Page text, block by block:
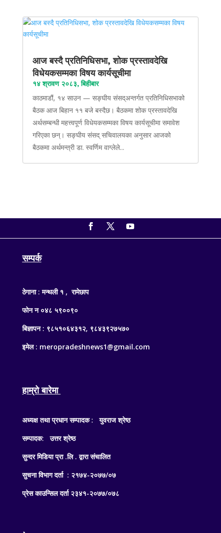
आज बस्दै प्रतिनिधिसभा, शोक प्रस्तावदेखि
विधेयकसम्मका विषय कार्यसूचीमा
१४ श्रावण २०८३, बिहीबार
काठमाडौं, १४ साउन — सङ्घीय संसद्अन्तर्गत प्रतिनिधिसभाको
बैठक आज बिहान ११ बजे बस्दैछ। बैठकमा शोक प्रस्तावदेखि
अर्थसम्बन्धी महत्त्वपूर्ण विधेयकसम्मका विषय कार्यसूचीमा समावेश
गरिएका छन्। सङ्घीय संसद् सचिवालयका अनुसार आजको
बैठकमा अर्थमन्त्री डा. स्वर्णिम वाग्लेले...
सम्पर्क
ठेगाना : मन्थली १ , रामेछाप
फोन न ०४८ ५९००९०
बिज्ञापन : ९८५१०६४३१२, ९८४३९२७५७०
इमेल : meropradeshnews1@gmail.com
हाम्रो बारेमा
अध्यक्ष तथा प्रधान सम्पादक : युवराज श्रेष्ठ
सम्पादक: उत्तर श्रेष्ठ
सुन्दर मिडिया प्रा .लि . द्वारा संचालित
सुचना विभाग दर्ता : २१७४-२०७७/०७
प्रेस काउन्सिल दर्ता २३४१-२०७७/०७८